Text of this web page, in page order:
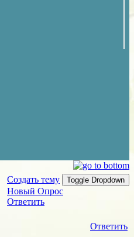
Создать тему
Toggle Dropdown
Новый Опрос
Ответить
Ответить